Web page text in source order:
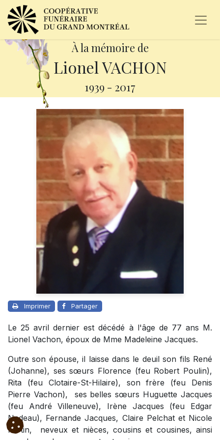
À la mémoire de
Lionel VACHON
1939 - 2017
Imprimer Partager
Le 25 avril dernier est décédé à l'âge de 77 ans M.
Lionel Vachon, époux de Mme Madeleine Jacques.
Outre son épouse, il laisse dans le deuil son fils René
(Johanne), ses sœurs Florence (feu Robert Poulin),
Rita (feu Clotaire-St-Hilaire), son frère (feu Denis
Pierre Vachon), ses belles sœurs Huguette Jacques
(feu André Villeneuve), Irène Jacques (feu Edgar
Nadeau), Fernande Jacques, Claire Pelchat et Nicole
Fortin,
neveux et nièces, cousins et cousines, ainsi